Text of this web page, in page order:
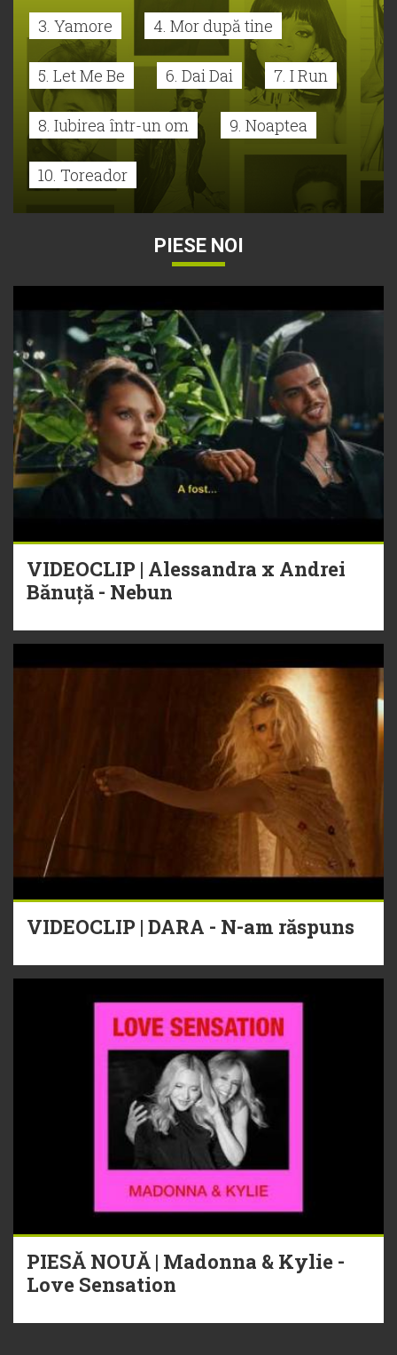
3. Yamore 4. Mor după tine
5. Let Me Be 6. Dai Dai 7. I Run
8. Iubirea într-un om 9. Noaptea
10. Toreador
PIESE NOI
VIDEOCLIP | Alessandra x Andrei
Bănuță - Nebun
VIDEOCLIP | DARA - N-am răspuns
PIESĂ NOUĂ | Madonna & Kylie -
Love Sensation